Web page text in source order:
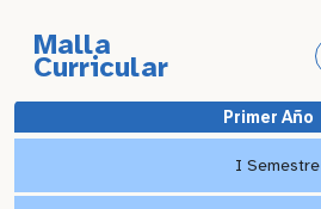
Malla
Curricular
Primer Año
I Semestre